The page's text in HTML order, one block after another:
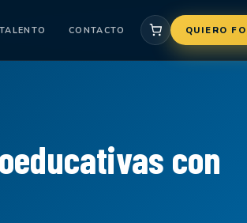
TALENTO CONTACTO QUIERO
con